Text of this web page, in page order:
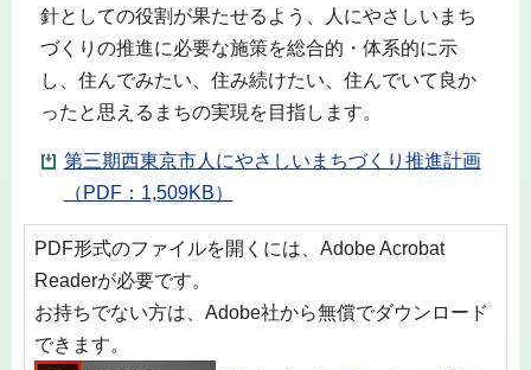
針としての役割が果たせるよう、人にやさしいまち
づくりの推進に必要な施策を総合的・体系的に示
し、住んでみたい、住み続けたい、住んでいて良か
ったと思えるまちの実現を目指します。
第三期西東京市人にやさしいまちづくり推進計画
（PDF：1,509KB）
PDF形式のファイルを開くには、Adobe Acrobat
Readerが必要です。
お持ちでない方は、Adobe社から無償でダウンロード
できます。